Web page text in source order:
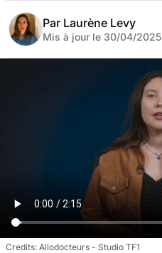
Par Laurène Levy
Mis à jour le 30/04/2025
Allodocteurs - Studio TF1